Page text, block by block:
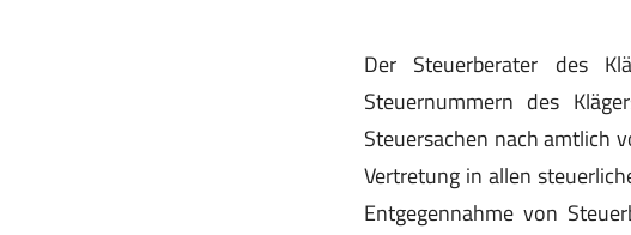
Der Steuerberater des
Steuernummern des
Steuersachen nach amtlich
Vertretung in allen
Entgegennahme von